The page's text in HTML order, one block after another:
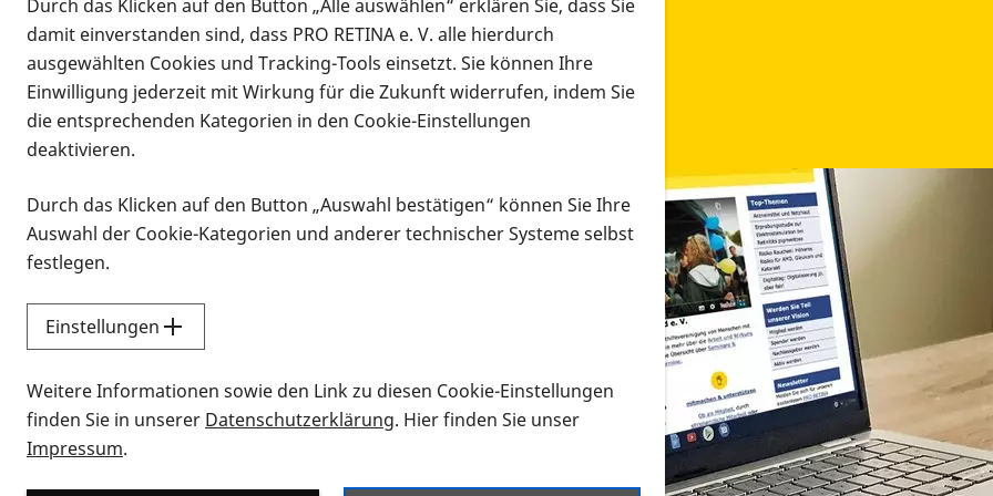
Infomaterial
Infomaterial
Vorlesen
Alle Infomaterialien in verschiedenen Formaten an
Sie möchten wissen, wie Sie nach Infonmaterial suchen und dieses bestellen bzw. herunterladen
Durch das Klicken auf den Button „Alle auswählen“ erklären Sie, dass Sie
damit einverstanden sind, dass PRO RETINA e. V. alle hierdurch
ausgewählten Cookies und Tracking-Tools einsetzt. Sie können Ihre
Einwilligung jederzeit mit Wirkung für die Zukunft widerrufen, indem Sie
die entsprechenden Kategorien in den Cookie-Einstellungen
deaktivieren.
Durch das Klicken auf den Button „Auswahl bestätigen“ können Sie Ihre
Auswahl der Cookie-Kategorien und anderer technischer Systeme selbst
festlegen.
Einstellungen
Weitere Informationen sowie den Link zu diesen Cookie-Einstellungen
finden Sie in unserer Datenschutzerklärung. Hier finden Sie unser
Impressum.